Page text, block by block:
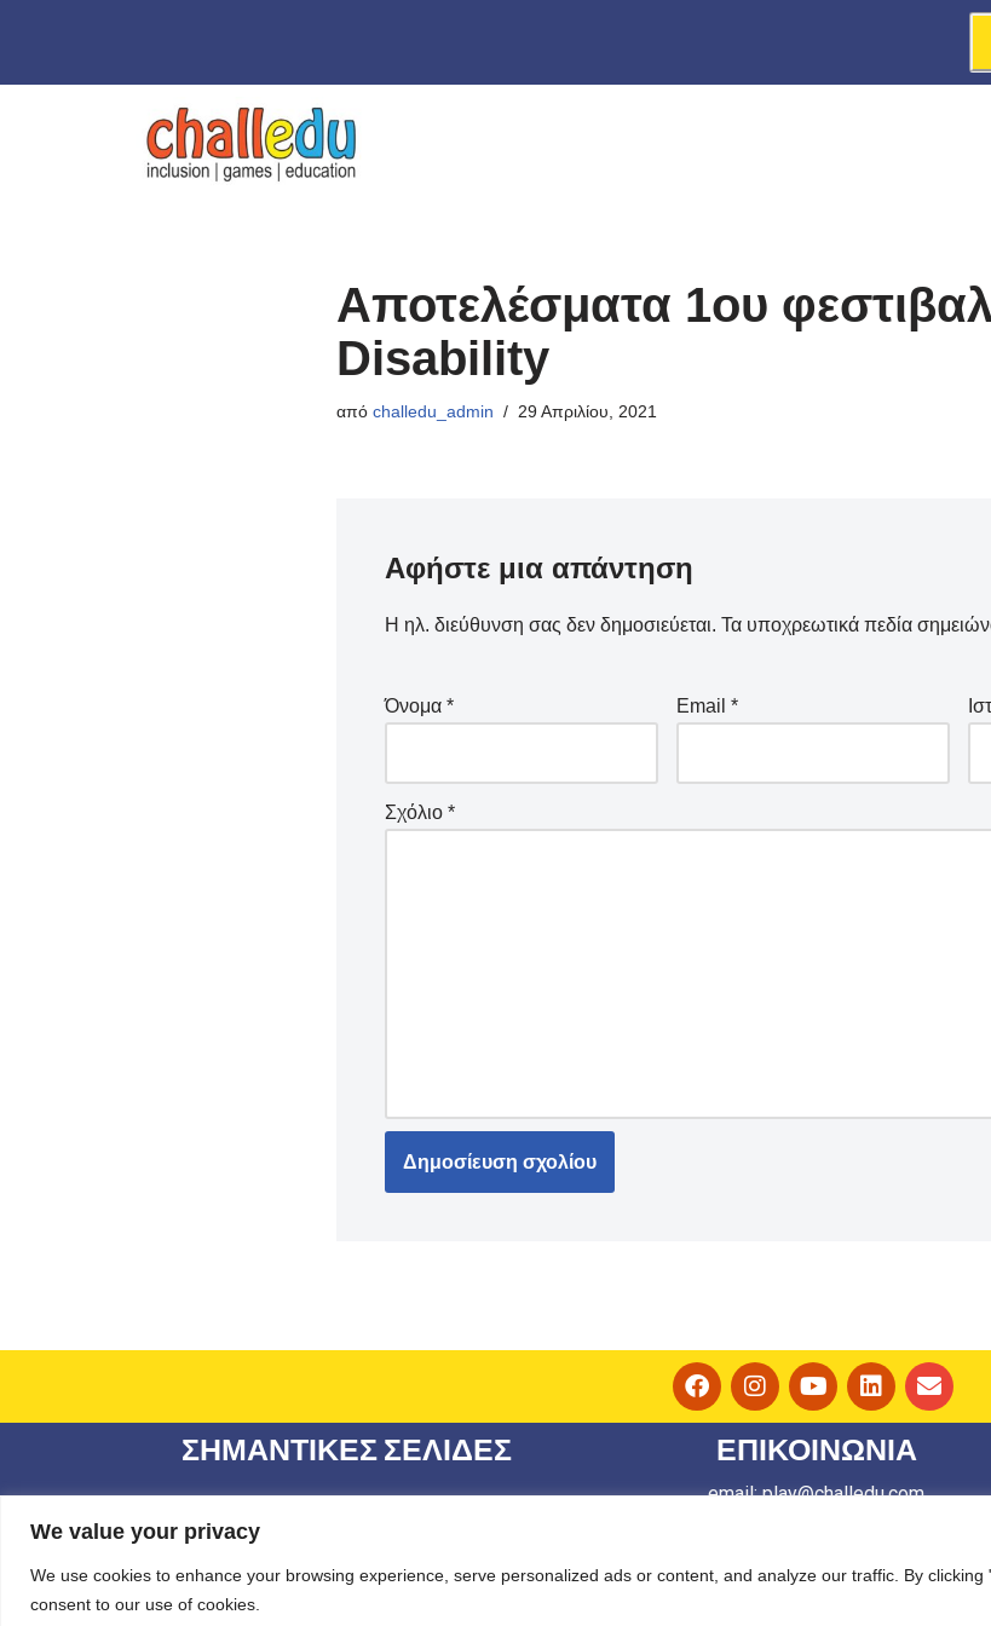
We value your privacy
We use cookies to enhance your browsing experience, serve personalized ads or content, and analyze our traffic. By clicking
consent to our use of cookies.
Αποτελέσματα 1ου
Disability
από challedu_admin 29 Απριλίου, 2021
Αφήστε μια απάντηση
Η ηλ. διεύθυνση σας δεν δημοσιεύεται. Τα υποχρεωτικά πεδία
Όνομα * Email *
Σχόλιο *
ΣΗΜΑΝΤΙΚΕΣ ΣΕΛΙΔΕΣ
προσωπικών στοιχείων GDPR
ΔΙΑΦΑΝΕΙΑ
ΕΠΙΚΟΙΝΩΝΙΑ
email: play@challedu.com
Πυθέου 81, Αθήνα, ΤΚ:11743